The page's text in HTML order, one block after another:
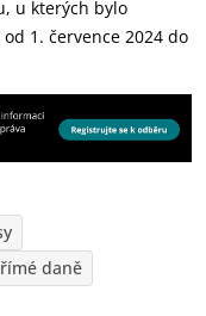
u kterých bylo
1. července 2024 do
daně